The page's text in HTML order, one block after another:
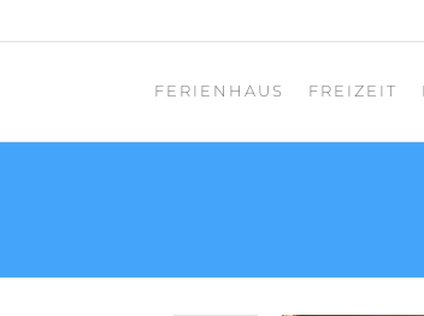
FERIENHAUS FREIZEIT